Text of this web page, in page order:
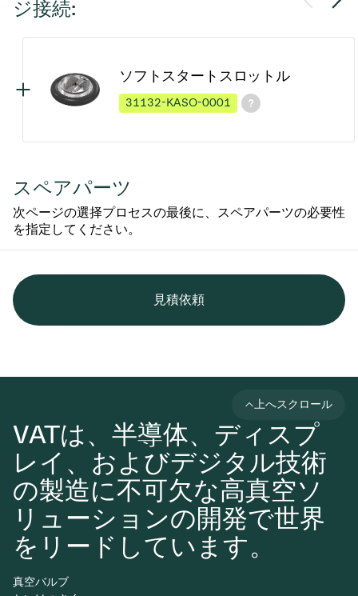
ジ接続:
ソフトスタートスロットル
31132-KASO-0001
スペアパーツ
次ページの選择プロセスの最後に、スペアパーツの必要性
を指定してください。
見積依頼
VATは、半導体、ディスプ
レイ、およびデジタル技術
の製造に不可欠な高真空ソ
リューションの開発で世界
をリードしています。
上へスクロール
真空バルブ